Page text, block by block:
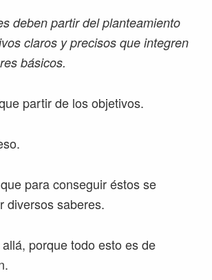
deben partir del planteamiento
claros y precisos que integren
básicos.
partir de los objetivos.
para conseguir éstos se
diversos saberes.
porque todo esto es de